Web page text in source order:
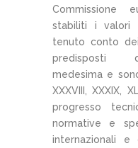
Commissione
stabiliti i valori
tenuto conto
predisposti
medesima e
XXXVIII, XXXIX,
progresso
normative e
internazionali e